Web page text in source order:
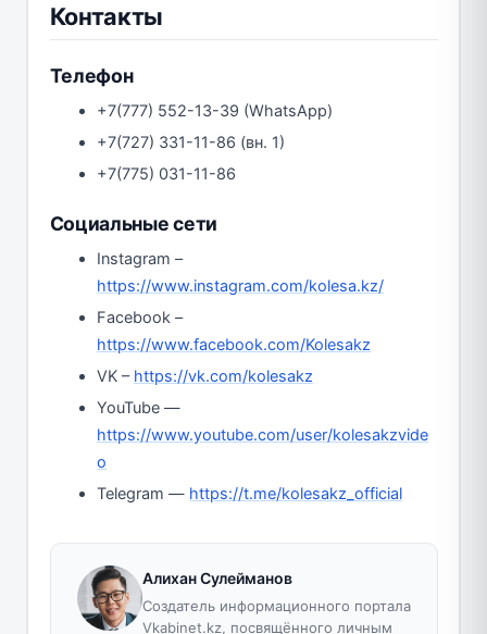
Контакты
Телефон
+7(777) 552-13-39 (WhatsApp)
+7(727) 331-11-86 (вн. 1)
+7(775) 031-11-86
Социальные сети
Instagram –
https://www.instagram.com/kolesa.kz/
Facebook –
https://www.facebook.com/Kolesakz
VK – https://vk.com/kolesakz
YouTube —
https://www.youtube.com/user/kolesakzvide
o
Telegram — https://t.me/kolesakz_official
Алихан Сулейманов
Создатель информационного портала
Vkabinet.kz, посвящённого личным